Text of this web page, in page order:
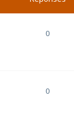
0
0